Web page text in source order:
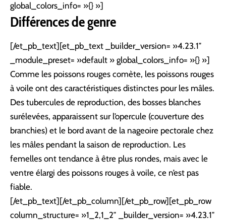
global_colors_info= »{} »]
Différences de genre
[/et_pb_text][et_pb_text _builder_version= »4.23.1″
_module_preset= »default » global_colors_info= »{} »]
Comme les poissons rouges comète, les poissons rouges
à voile ont des caractéristiques distinctes pour les mâles.
Des tubercules de reproduction, des bosses blanches
surélevées, apparaissent sur l’opercule (couverture des
branchies) et le bord avant de la nageoire pectorale chez
les mâles pendant la saison de reproduction. Les
femelles ont tendance à être plus rondes, mais avec le
ventre élargi des poissons rouges à voile, ce n’est pas
fiable.
[/et_pb_text][/et_pb_column][/et_pb_row][et_pb_row
column_structure= »1_2,1_2″ _builder_version= »4.23.1″